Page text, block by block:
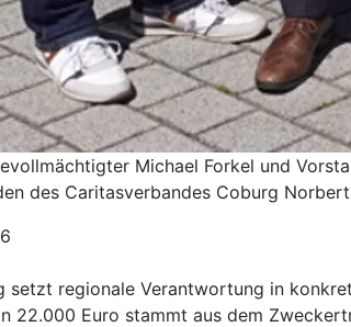
Michael Forkel und
des Caritasverbandes Coburg
setzt regionale Verantwortung in
22.000 Euro stammt aus dem